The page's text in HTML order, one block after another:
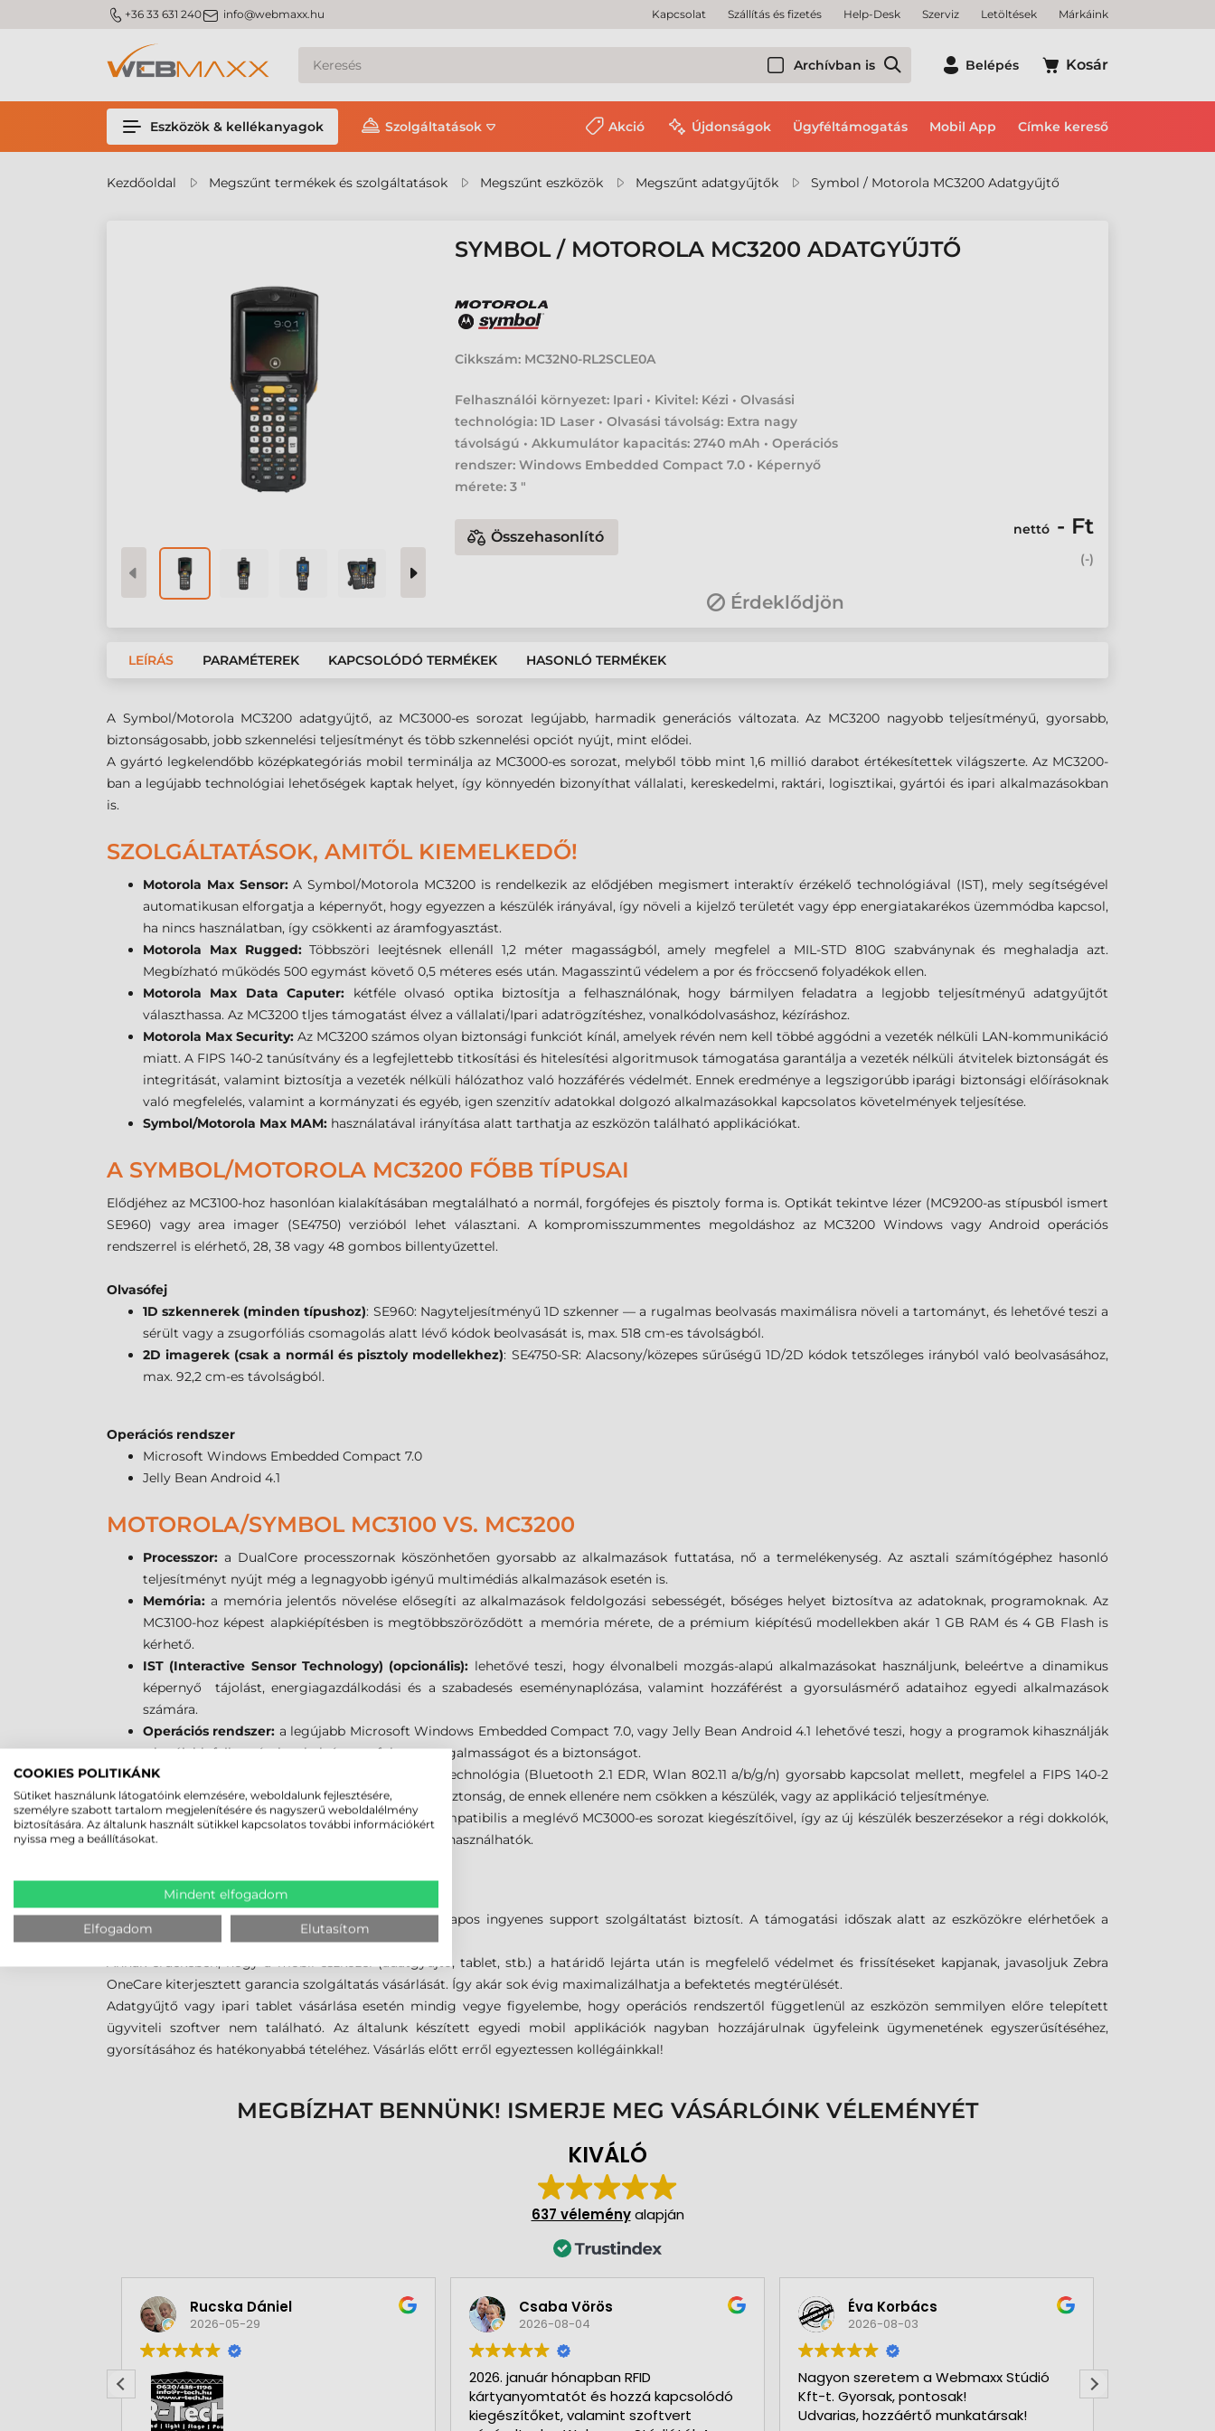
m_phone +36 33 631 240m_email info@webmaxx.hu Kapcsolat Szállítás és fizetés Help-Desk Szerviz Letöltések Márkáink
Archívban is Belépés Kosár
Eszközök & kellékanyagok Szolgáltatások Akció Újdonságok Ügyféltámogatás Mobil App Címke kereső
Kezdőoldal Megszűnt termékek és szolgáltatások Megszűnt eszközök Megszűnt adatgyűjtők Symbol / Motorola MC3200 Adatgyűjtő
SYMBOL / MOTOROLA MC3200 ADATGYŰJTŐ
Cikkszám: MC32N0-RL2SCLE0A
Felhasználói környezet: Ipari • Kivitel: Kézi • Olvasási
technológia: 1D Laser • Olvasási távolság: Extra nagy
távolságú • Akkumulátor kapacitás: 2740 mAh • Operációs
rendszer: Windows Embedded Compact 7.0 • Képernyő
mérete: 3 "
Összehasonlító nettó - Ft
(-)
Érdeklődjön
LEÍRÁS PARAMÉTEREK KAPCSOLÓDÓ TERMÉKEK HASONLÓ TERMÉKEK
A Symbol/Motorola MC3200 adatgyűjtő, az MC3000-es sorozat legújabb, harmadik generációs változata. Az MC3200 nagyobb teljesítményű, gyorsabb,
biztonságosabb, jobb szkennelési teljesítményt és több szkennelési opciót nyújt, mint elődei.
A gyártó legkelendőbb középkategóriás mobil terminálja az MC3000-es sorozat, melyből több mint 1,6 millió darabot értékesítettek világszerte. Az MC3200-
ban a legújabb technológiai lehetőségek kaptak helyet, így könnyedén bizonyíthat vállalati, kereskedelmi, raktári, logisztikai, gyártói és ipari alkalmazásokban
is.
SZOLGÁLTATÁSOK, AMITŐL KIEMELKEDŐ!
Motorola Max Sensor:A Symbol/Motorola MC3200 is rendelkezik az elődjében megismert interaktív érzékelő technológiával (IST), mely segítségével
automatikusan elforgatja a képernyőt, hogy egyezzen a készülék irányával, így növeli a kijelző területét vagy épp energiatakarékos üzemmódba kapcsol,
ha nincs használatban, így csökkenti az áramfogyasztást.
Motorola Max Rugged:Többszöri leejtésnek ellenáll 1,2 méter magasságból, amely megfelel a MIL-STD 810G szabványnak és meghaladja azt.
Megbízható működés 500 egymást követő 0,5 méteres esés után. Magasszintű védelem a por és fröccsenő folyadékok ellen.
Motorola Max Data Caputer: kétféle olvasó optika biztosítja a felhasználónak, hogy bármilyen feladatra a legjobb teljesítményű adatgyűjtőt
választhassa. Az MC3200 tljes támogatást élvez a vállalati/Ipari adatrögzítéshez, vonalkódolvasáshoz, kézíráshoz.
Motorola Max Security: Az MC3200 számos olyan biztonsági funkciót kínál, amelyek révén nem kell többé aggódni a vezeték nélküli LAN-kommunikáció
miatt. A FIPS 140-2 tanúsítvány és a legfejlettebb titkosítási és hitelesítési algoritmusok támogatása garantálja a vezeték nélküli átvitelek biztonságát és
integritását, valamint biztosítja a vezeték nélküli hálózathoz való hozzáférés védelmét. Ennek eredménye a legszigorúbb iparági biztonsági előírásoknak
való megfelelés, valamint a kormányzati és egyéb, igen szenzitív adatokkal dolgozó alkalmazásokkal kapcsolatos követelmények teljesítése.
Symbol/Motorola Max MAM: használatával irányítása alatt tarthatja az eszközön található applikációkat.
A SYMBOL/MOTOROLA MC3200 FŐBB TÍPUSAI
Elődjéhez az MC3100-hoz hasonlóan kialakításában megtalálható a normál, forgófejes és pisztoly forma is. Optikát tekintve lézer (MC9200-as stípusból ismert
SE960) vagy area imager (SE4750) verzióból lehet választani. A kompromisszummentes megoldáshoz az MC3200 Windows vagy Android operációs
rendszerrel is elérhető, 28, 38 vagy 48 gombos billentyűzettel.
Olvasófej
1D szkennerek (minden típushoz): SE960: Nagyteljesítményű 1D szkenner — a rugalmas beolvasás maximálisra növeli a tartományt, és lehetővé teszi a
sérült vagy a zsugorfóliás csomagolás alatt lévő kódok beolvasását is, max. 518 cm-es távolságból.
2D imagerek (csak a normál és pisztoly modellekhez): SE4750-SR: Alacsony/közepes sűrűségű 1D/2D kódok tetszőleges irányból való beolvasásához,
max. 92,2 cm-es távolságból.
Operációs rendszer
Microsoft Windows Embedded Compact 7.0
Jelly Bean Android 4.1
MOTOROLA/SYMBOL MC3100 VS. MC3200
Processzor:a DualCore processzornak köszönhetően gyorsabb az alkalmazások futtatása, nő a termelékenység. Az asztali számítógéphez hasonló
teljesítményt nyújt még a legnagyobb igényű multimédiás alkalmazások esetén is.
Memória: a memória jelentős növelése elősegíti az alkalmazások feldolgozási sebességét, bőséges helyet biztosítva az adatoknak, programoknak. Az
MC3100-hoz képest alapkiépítésben is megtöbbszöröződött a memória mérete, de a prémium kiépítésű modellekben akár 1 GB RAM és 4 GB Flash is
kérhető.
IST (Interactive Sensor Technology) (opcionális): lehetővé teszi, hogy élvonalbeli mozgás-alapú alkalmazásokat használjunk, beleértve a dinamikus
képernyő tájolást, energiagazdálkodási és a szabadesés eseménynaplózása, valamint hozzáférést a gyorsulásmérő adataihoz egyedi alkalmazások
számára.
Operációs rendszer: a legújabb Microsoft Windows Embedded Compact 7.0, vagy Jelly Bean Android 4.1 lehetővé teszi, hogy a programok kihasználják
a legújabb fejlesztéseket, beleértve a fokozott rugalmasságot és a biztonságot.
Bluetooth & Wlan:
a legújabb vezeték nélküli technológia (Bluetooth 2.1 EDR, Wlan 802.11 a/b/g/n) gyorsabb kapcsolat mellett, megfelel a FIPS 140-2
Level1 kormányzati előírásoknak, így nő az adatbiztonság, de ennek ellenére nem csökken a készülék, vagy az applikáció teljesítménye.
Kompatibilitás:a Symbol/Motorola MC3200 kompatibilis a meglévő MC3000-es sorozat kiegészítőivel, így az új készülék beszerzésekor a régi dokkolók,
kábelek, fejhallgatók is megtarthatók és tovább használhatók.
LEGYEN MINDIG NAPRAKÉSZ!
A Zebra Technologies termékeihez alapesetben 90 napos ingyenes support szolgáltatást biztosít. A támogatási időszak alatt az eszközökre elérhetőek a
biztonsági és operációs rendszer frissítések is.
Annak érdekében, hogy a mobil eszközei (adatgyűjtő, tablet, stb.) a határidő lejárta után is megfelelő védelmet és frissítéseket kapjanak, javasoljuk Zebra
OneCare kiterjesztett garancia szolgáltatás vásárlását. Így akár sok évig maximalizálhatja a befektetés megtérülését.
Adatgyűjtő vagy ipari tablet vásárlása esetén mindig vegye figyelembe, hogy operációs rendszertől függetlenül az eszközön semmilyen előre telepített
ügyviteli szoftver nem található. Az általunk készített egyedi mobil applikációk nagyban hozzájárulnak ügyfeleink ügymenetének egyszerűsítéséhez,
gyorsításához és hatékonyabbá tételéhez. Vásárlás előtt erről egyeztessen kollégáinkkal!
MEGBÍZHAT BENNÜNK! ISMERJE MEG VÁSÁRLÓINK VÉLEMÉNYÉT
KIVÁLÓ
637 véleményalapján
Rucska Dániel
2026-05-29
Csaba Vörös
2026-08-04
2026. január hónapban RFID
kártyanyomtatót és hozzá kapcsolódó
kiegészítőket, valamint szoftvert
Éva Korbács
2026-08-03
Nagyon szeretem a Webmaxx Stúdió
Kft-t. Gyorsak, pontosak!
Udvarias, hozzáértő munkatársak!
COOKIES POLITIKÁNK
Sütiket használunk látogatóink elemzésére, weboldalunk fejlesztésére,
személyre szabott tartalom megjelenítésére és nagyszerű weboldalélmény
biztosítására. Az általunk használt sütikkel kapcsolatos további információkért
nyissa meg a beállításokat.
Mindent elfogadom
Elfogadom Elutasítom